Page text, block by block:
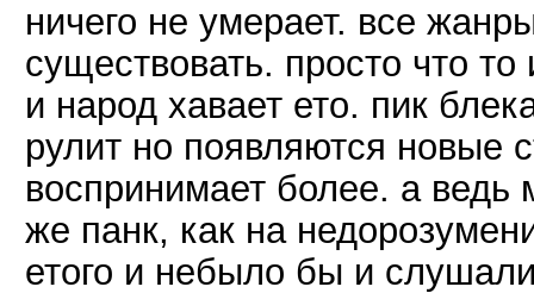
ничего не умерает. все
существовать. просто что
и народ хавает ето. пик
рулит но появляются новые
воспринимает более. а
же панк, как на
етого и небыло бы и